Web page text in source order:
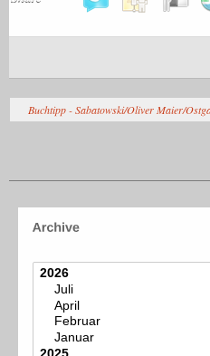
Buchtipp - Sabatowski/Oliver Maier/